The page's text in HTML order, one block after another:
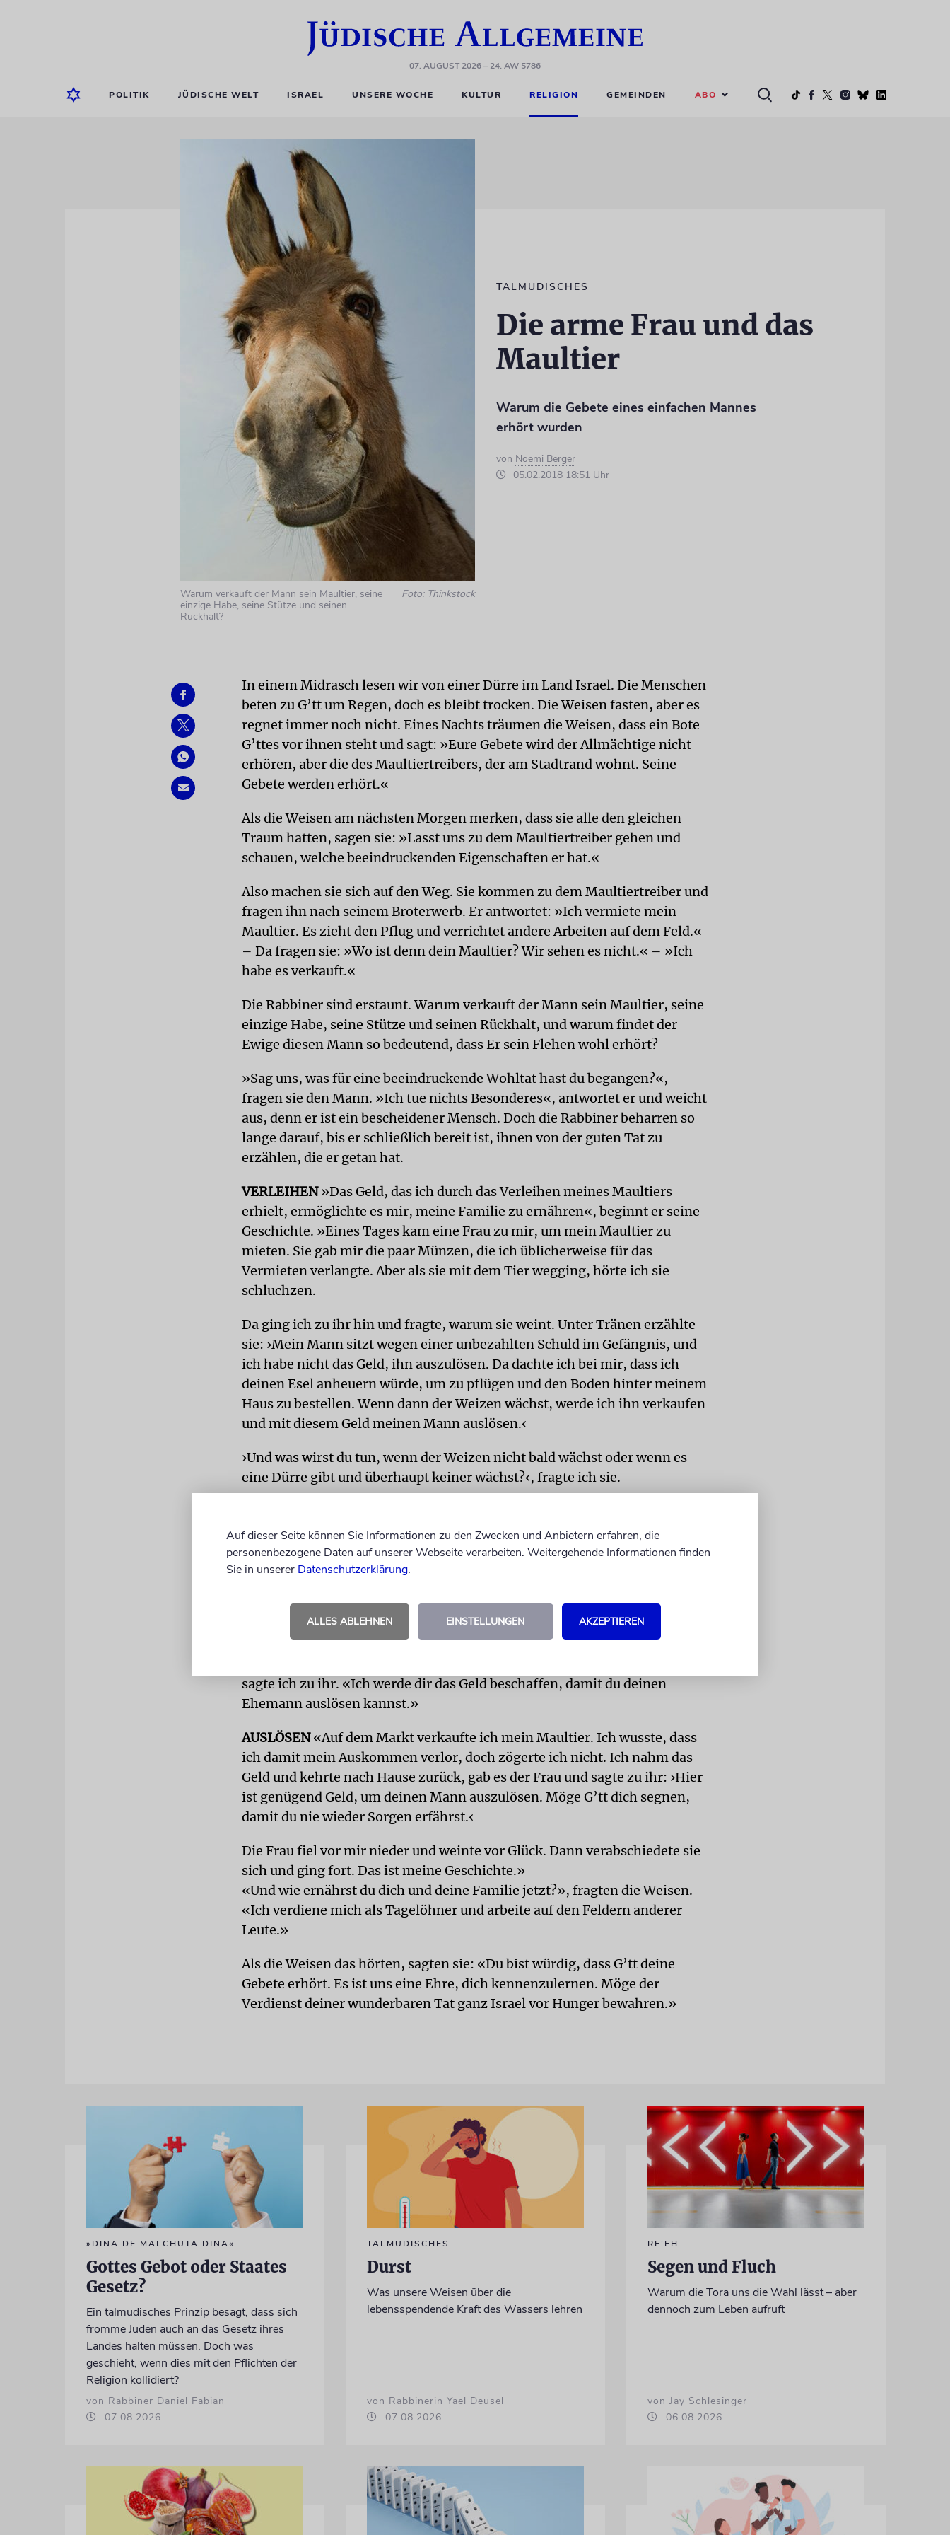
07. AUGUST 2026– 24. AW 5786
POLITIK JÜDISCHE WELT ISRAEL UNSERE WOCHE KULTUR RELIGION GEMEINDEN ABO
Warum verkauft der Mann sein Maultier, seine
einzige Habe, seine Stütze und seinen
Rückhalt?
Foto: Thinkstock
TALMUDISCHES
Die arme Frau und das
Maultier
Warum die Gebete eines einfachen Mannes
erhört wurden
von Noemi Berger
05.02.2018 18:51 Uhr
In einem Midrasch lesen wir von einer Dürre im Land Israel. Die Menschen
beten zu G’tt um Regen, doch es bleibt trocken. Die Weisen fasten, aber es
regnet immer noch nicht. Eines Nachts träumen die Weisen, dass ein Bote
G’ttes vor ihnen steht und sagt: »Eure Gebete wird der Allmächtige nicht
erhören, aber die des Maultiertreibers, der am Stadtrand wohnt. Seine
Gebete werden erhört.«
Als die Weisen am nächsten Morgen merken, dass sie alle den gleichen
Traum hatten, sagen sie: »Lasst uns zu dem Maultiertreiber gehen und
schauen, welche beeindruckenden Eigenschaften er hat.«
Also machen sie sich auf den Weg. Sie kommen zu dem Maultiertreiber und
fragen ihn nach seinem Broterwerb. Er antwortet: »Ich vermiete mein
Maultier. Es zieht den Pflug und verrichtet andere Arbeiten auf dem Feld.«
– Da fragen sie: »Wo ist denn dein Maultier? Wir sehen es nicht.« – »Ich
habe es verkauft.«
Die Rabbiner sind erstaunt. Warum verkauft der Mann sein Maultier, seine
einzige Habe, seine Stütze und seinen Rückhalt, und warum findet der
Ewige diesen Mann so bedeutend, dass Er sein Flehen wohl erhört?
»Sag uns, was für eine beeindruckende Wohltat hast du begangen?«,
fragen sie den Mann. »Ich tue nichts Besonderes«, antwortet er und weicht
aus, denn er ist ein bescheidener Mensch. Doch die Rabbiner beharren so
lange darauf, bis er schließlich bereit ist, ihnen von der guten Tat zu
erzählen, die er getan hat.
VERLEIHEN»Das Geld, das ich durch das Verleihen meines Maultiers
erhielt, ermöglichte es mir, meine Familie zu ernähren«, beginnt er seine
Geschichte. »Eines Tages kam eine Frau zu mir, um mein Maultier zu
mieten. Sie gab mir die paar Münzen, die ich üblicherweise für das
Vermieten verlangte. Aber als sie mit dem Tier wegging, hörte ich sie
schluchzen.
Da ging ich zu ihr hin und fragte, warum sie weint. Unter Tränen erzählte
sie: ›Mein Mann sitzt wegen einer un­bezahlten Schuld im Gefängnis, und
ich habe nicht das Geld, ihn auszulösen. Da dachte ich bei mir, dass ich
deinen Esel anheuern würde, um zu pflügen und den Boden hinter meinem
Haus zu bestellen. Wenn dann der Weizen wächst, werde ich ihn verkaufen
und mit diesem Geld meinen Mann auslösen.‹
›Und was wirst du tun, wenn der Weizen nicht bald wächst oder wenn es
eine Dürre gibt und überhaupt keiner wächst?‹, fragte ich sie.
gehen und alles aufbieten, um ihn davon zu überzeugen, meinen Ehemann
freizulassen‹, antwortete sie.
Dann begann sie zu schluchzen. ›Mein Mann ist im Gefängnis, meine
Mit einem Seufzer setzte der Maultiertreiber seine Geschichte fort. »Als ich
von der schrecklichen Not dieser Frau erfuhr, hatte ich Mitleid mit ihr und
sagte ich zu ihr. «Ich werde dir das Geld beschaffen, damit du deinen
Ehemann auslösen kannst.»
AUSLÖSEN«Auf dem Markt verkaufte ich mein Maultier. Ich wusste, dass
ich damit mein Auskommen verlor, doch zögerte ich nicht. Ich nahm das
Geld und kehrte nach Hause zurück, gab es der Frau und sagte zu ihr: ›Hier
ist genügend Geld, um deinen Mann auszulösen. Möge G’tt dich segnen,
damit du nie wieder Sorgen erfährst.‹
Die Frau fiel vor mir nieder und weinte vor Glück. Dann verabschiedete sie
sich und ging fort. Das ist meine Geschichte.»
«Und wie ernährst du dich und deine Familie jetzt?», fragten die Weisen.
«Ich verdiene mich als Tagelöhner und arbeite auf den Feldern anderer
Leute.»
Als die Weisen das hörten, sagten sie: «Du bist würdig, dass G’tt deine
Gebete erhört. Es ist uns eine Ehre, dich kennenzulernen. Möge der
Verdienst deiner wunderbaren Tat ganz Israel vor Hunger bewahren.»
»DINA DE MALCHUTA DINA«
Gottes Gebot oder Staates
Gesetz?
Ein talmudisches Prinzip besagt, dass sich
fromme Juden auch an das Gesetz ihres
Landes halten müssen. Doch was
geschieht, wenn dies mit den Pflichten der
Religion kollidiert?
von Rabbiner Daniel Fabian
07.08.2026
TALMUDISCHES
Durst
Was unsere Weisen über die
lebensspendende Kraft des Wassers lehren
von Rabbinerin Yael Deusel
07.08.2026
RE’EH
Segen und Fluch
Warum die Tora uns die Wahl lässt – aber
dennoch zum Leben aufruft
von Jay Schlesinger
06.08.2026
Auf dieser Seite können Sie Informationen zu den Zwecken und Anbietern erfahren, die
personenbezogene Daten auf unserer Webseite verarbeiten. Weitergehende Informationen finden
Sie in unserer Datenschutzerklärung.
ALLES ABLEHNEN EINSTELLUNGEN AKZEPTIEREN